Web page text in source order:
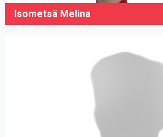
Isometsä Melina